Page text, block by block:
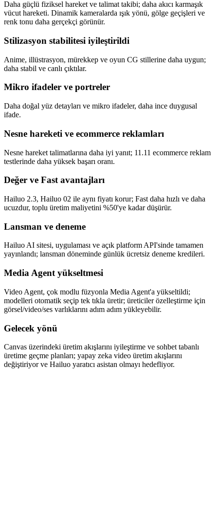
Daha güçlü fiziksel hareket ve talimat takibi; daha akıcı karmaşık
vücut hareketi. Dinamik kameralarda ışık yönü, gölge geçişleri ve
renk tonu daha gerçekçi görünür.
Stilizasyon stabilitesi iyileştirildi
Anime, illüstrasyon, mürekkep ve oyun CG stillerine daha uygun;
daha stabil ve canlı çıktılar.
Mikro ifadeler ve portreler
Daha doğal yüz detayları ve mikro ifadeler, daha ince duygusal
ifade.
Nesne hareketi ve ecommerce reklamları
Nesne hareket talimatlarına daha iyi yanıt; 11.11 ecommerce reklam
testlerinde daha yüksek başarı oranı.
Değer ve Fast avantajları
Hailuo 2.3, Hailuo 02 ile aynı fiyatı korur; Fast daha hızlı ve daha
ucuzdur, toplu üretim maliyetini %50'ye kadar düşürür.
Lansman ve deneme
Hailuo AI sitesi, uygulaması ve açık platform API'sinde tamamen
yayınlandı; lansman döneminde günlük ücretsiz deneme kredileri.
Media Agent yükseltmesi
Video Agent, çok modlu füzyonla Media Agent'a yükseltildi;
modelleri otomatik seçip tek tıkla üretir; üreticiler özelleştirme için
görsel/video/ses varlıklarını adım adım yükleyebilir.
Gelecek yönü
Canvas üzerindeki üretim akışlarını iyileştirme ve sohbet tabanlı
üretime geçme planları; yapay zeka video üretim akışlarını
değiştiriyor ve Hailuo yaratıcı asistan olmayı hedefliyor.